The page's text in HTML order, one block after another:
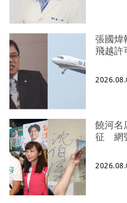
張國煒
飛越
饒河名
征 網